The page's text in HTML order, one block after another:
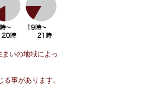
いの地域によっ
事があります。